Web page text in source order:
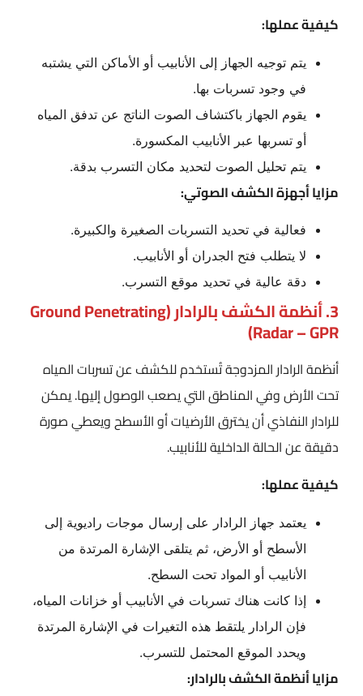
كيفية عملها:
يتم توجيه الجهاز إلى الأنابيب أو الأماكن التي يشتبه
في وجود تسربات بها.
يقوم الجهاز باكتشاف الصوت الناتج عن تدفق المياه
أو تسربها عبر الأنابيب المكسورة.
يتم تحليل الصوت لتحديد مكان التسرب بدقة.
مزايا أجهزة الكشف الصوتي:
فعالية في تحديد التسربات الصغيرة والكبيرة.
لا يتطلب فتح الجدران أو الأنابيب.
دقة عالية في تحديد موقع التسرب.
3. أنظمة الكشف بالرادار (Ground Penetrating
Radar – GPR)
أنظمة الرادار المزدوجة تُستخدم للكشف عن تسربات المياه
تحت الأرض وفي المناطق التي يصعب الوصول إليها. يمكن
للرادار النفاذي أن يخترق الأرضيات أو الأسطح ويعطي صورة
دقيقة عن الحالة الداخلية للأنابيب.
كيفية عملها:
يعتمد جهاز الرادار على إرسال موجات راديوية إلى
الأسطح أو الأرض، ثم يتلقى الإشارة المرتدة من
الأنابيب أو المواد تحت السطح.
إذا كانت هناك تسربات في الأنابيب أو خزانات المياه،
فإن الرادار يلتقط هذه التغيرات في الإشارة المرتدة
ويحدد الموقع المحتمل للتسرب.
مزايا أنظمة الكشف بالرادار: